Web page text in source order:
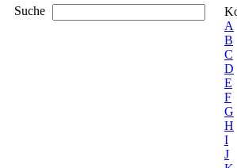
Suche
A
B
C
D
E
F
G
H
I
J